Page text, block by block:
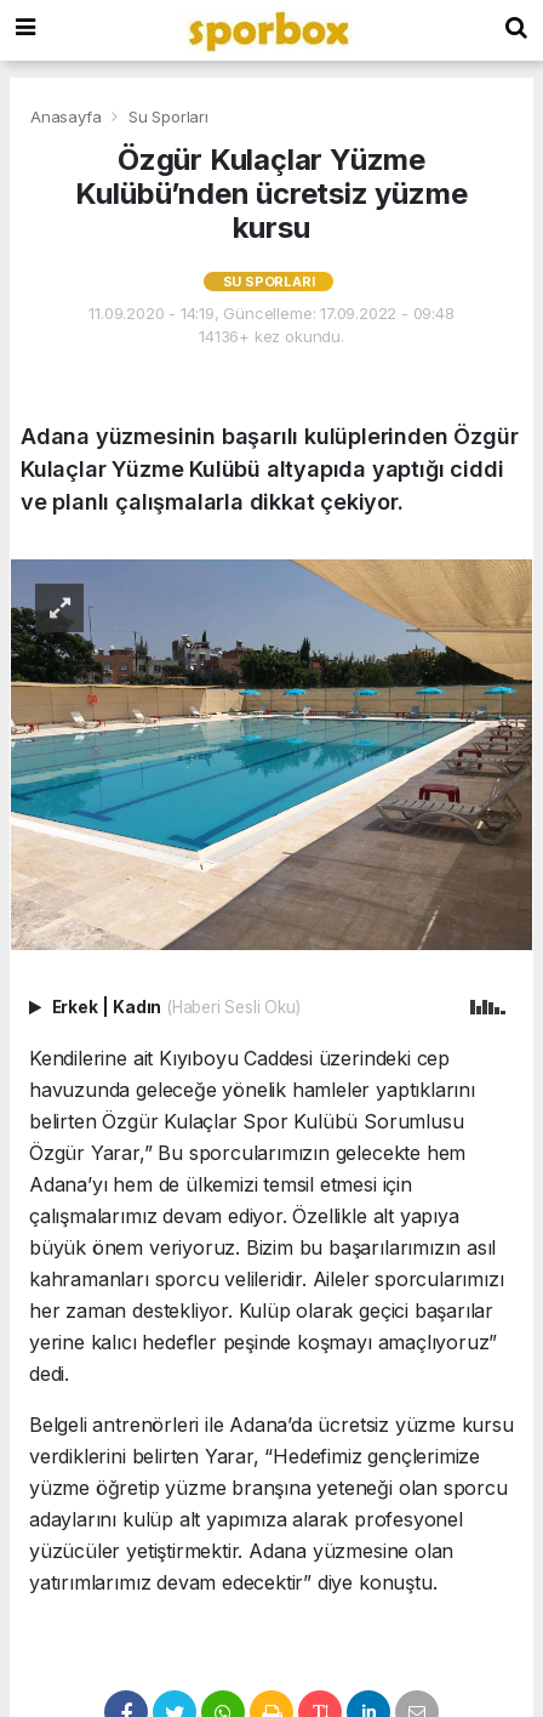
Anasayfa Su Sporları
Özgür Kulaçlar Yüzme
Kulübü’nden ücretsiz yüzme
kursu
SU SPORLARI
11.09.2020 - 14:19, Güncelleme: 17.09.2022 - 09:48
14136+ kez okundu.
Adana yüzmesinin başarılı kulüplerinden Özgür
Kulaçlar Yüzme Kulübü altyapıda yaptığı ciddi
ve planlı çalışmalarla dikkat çekiyor.
Erkek Kadın (Haberi Sesli Oku)
Kendilerine ait Kıyıboyu Caddesi üzerindeki cep
havuzunda geleceğe yönelik hamleler yaptıklarını
belirten Özgür Kulaçlar Spor Kulübü Sorumlusu
Özgür Yarar,” Bu sporcularımızın gelecekte hem
Adana’yı hem de ülkemizi temsil etmesi için
çalışmalarımız devam ediyor. Özellikle alt yapıya
büyük önem veriyoruz. Bizim bu başarılarımızın asıl
kahramanları sporcu velileridir. Aileler sporcularımızı
her zaman destekliyor. Kulüp olarak geçici başarılar
yerine kalıcı hedefler peşinde koşmayı amaçlıyoruz”
dedi.
Belgeli antrenörleri ile Adana’da ücretsiz yüzme kursu
verdiklerini belirten Yarar, “Hedefimiz gençlerimize
yüzme öğretip yüzme branşına yeteneği olan sporcu
adaylarını kulüp alt yapımıza alarak profesyonel
yüzücüler yetiştirmektir. Adana yüzmesine olan
yatırımlarımız devam edecektir” diye konuştu.